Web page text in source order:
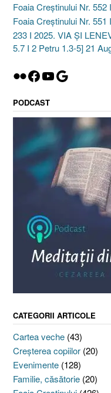
Foaia Creștinului Nr. 552
Foaia Creștinului Nr. 551
233 I 2025. VIA ȘI
5.7 I 2 Petru 1.3-5] 21
Flickr
Facebook
YouTube
Google
PODCAST
CATEGORII ARTICOLE
Cartea veche (43)
Creşterea copiilor (20)
Evenimente (128)
Familie, căsătorie (20)